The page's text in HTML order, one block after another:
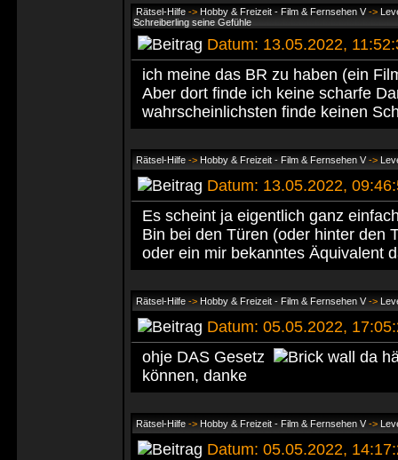
Rätsel-Hilfe -> Hobby & Freizeit - Film & Fernsehen V->
Schreiberling seine Gefühle
Datum: 13.05.2022,
ich meine das BR zu haben (ein
Aber dort finde ich keine scharfe
wahrscheinlichsten finde keinen
Rätsel-Hilfe -> Hobby & Freizeit - Film & Fernsehen V->
Datum: 13.05.2022,
Es scheint ja eigentlich ganz
Bin bei den Türen (oder hinter den
oder ein mir bekanntes Äquivalent
Rätsel-Hilfe -> Hobby & Freizeit - Film & Fernsehen V->
Datum: 05.05.2022,
ohje DAS Gesetz
da
können, danke
Rätsel-Hilfe -> Hobby & Freizeit - Film & Fernsehen V->
Datum: 05.05.2022,